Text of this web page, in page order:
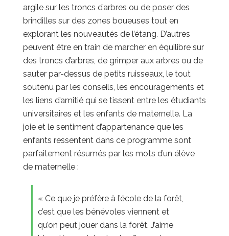
argile sur les troncs d’arbres ou de poser des
brindilles sur des zones boueuses tout en
explorant les nouveautés de l’étang. D’autres
peuvent être en train de marcher en équilibre sur
des troncs d’arbres, de grimper aux arbres ou de
sauter par-dessus de petits ruisseaux, le tout
soutenu par les conseils, les encouragements et
les liens d’amitié qui se tissent entre les étudiants
universitaires et les enfants de maternelle. La
joie et le sentiment d’appartenance que les
enfants ressentent dans ce programme sont
parfaitement résumés par les mots d’un élève
de maternelle :
« Ce que je préfère à l’école de la forêt,
c’est que les bénévoles viennent et
qu’on peut jouer dans la forêt. J’aime